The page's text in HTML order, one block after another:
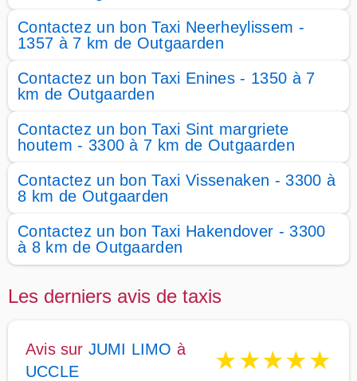
Contactez un bon Taxi Neerheylissem -
1357 à 7 km de Outgaarden
Contactez un bon Taxi Enines - 1350 à 7
km de Outgaarden
Contactez un bon Taxi Sint margriete
houtem - 3300 à 7 km de Outgaarden
Contactez un bon Taxi Vissenaken - 3300 à
8 km de Outgaarden
Contactez un bon Taxi Hakendover - 3300
à 8 km de Outgaarden
Les derniers avis de taxis
Avis sur JUMI LIMO à
UCCLE
★★★★★